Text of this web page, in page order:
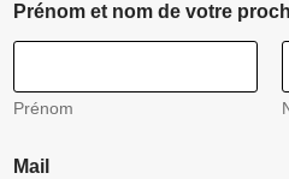
Prénom et nom de votre
Prénom
Mail